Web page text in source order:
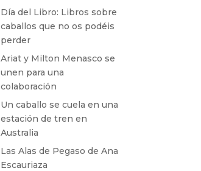
Día del Libro: Libros sobre
caballos que no os podéis
perder
Ariat y Milton Menasco se
unen para una
colaboración
Un caballo se cuela en una
estación de tren en
Australia
Las Alas de Pegaso de Ana
Escauriaza